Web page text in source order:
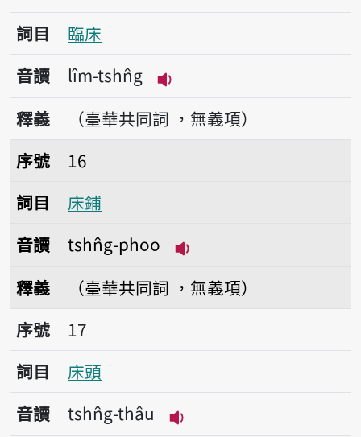
詞目
臨床
音讀
lîm-tshn̂g
播放音讀lîm-tshn̂g
釋義
（臺華共同詞 ，無義項）
序號16床鋪
序號
16
詞目
床鋪
音讀
tshn̂g-phoo
釋義
（臺華共同詞 ，無義項）
序號17床頭
序號
17
詞目
床頭
音讀
tshn̂g-thâu